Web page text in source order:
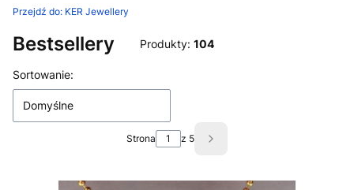
Przejdź do: KER Jewellery
Bestsellery Produkty: 104
Lista produktów
Sortowanie:
Domyślne
Strona z 5 Następne produkty